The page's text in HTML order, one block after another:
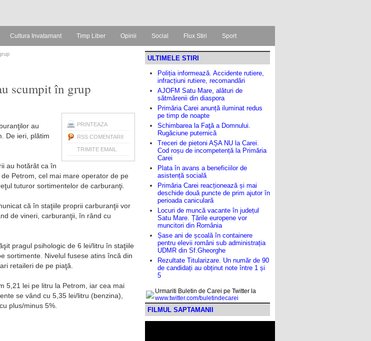
Cultura Invatamant Timp Liber Opinii Social Flux Stiri Sport
scumpit în grup
PRINTEAZA
RSS COMENTARII
TRIMITE EMAIL
au
De ieri, plătim
au hotărât ca în
Petrom, cel mai mare operator de pe
tuturor sortimentelor de carburanţi.
că în staţiile proprii carburanţii vor
de vineri, carburanţii, în rând cu
pragul psihologic de 6 lei/litru în staţiile
sortimente. Nivelul fusese atins încă din
retaileri de pe piaţă.
5,21 lei pe litru la Petrom, iar cea mai
se vând cu 5,35 lei/litru (benzina),
plus/minus 5%.
ULTIMELE STIRI
Poliția informează. Accidente rutiere,
infracțiuni rutiere, recomandări
AJOFM Satu Mare, alături de
sătmărenii din diaspora
Primăria Carei anunță iluminat redus
pe timp de noapte
Schimbarea la Faţă a Domnului.
Rugăciune puternică
Treceri de pietoni AȘA NU la Carei.
Cod roșu de incompetență la Primăria
Carei
Plata în avans a beneficiilor de
asistență socială
Primăria Carei reacționează și mai
deschide două puncte de prim ajutor în
perioada caniculară
Locuri de muncă vacante în județul
Satu Mare. Țările europene vor
muncitori din România
Șase ani de școală în containere
pentru elevii români sub administrația
UDMR din Sf.Gheorghe
Rezultate Titularizare. Un număr de 90
de candidați au obținut note între 1 și
5
Urmariti Buletin de Carei pe Twitter la
www.twitter.com/buletindecarei
FILMUL SAPTAMANII